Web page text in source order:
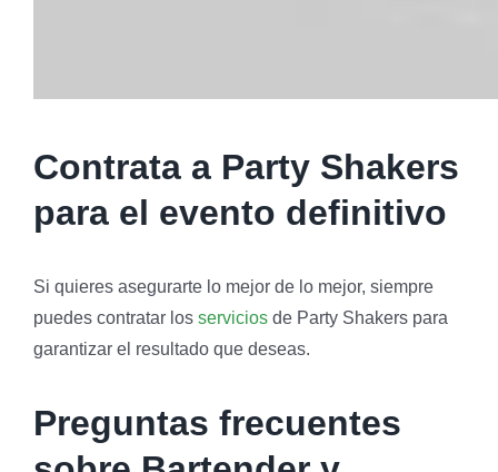
Contrata a Party Shakers
para el evento definitivo
Si quieres asegurarte lo mejor de lo mejor, siempre
puedes contratar los serviciosde Party Shakers para
garantizar el resultado que deseas.
Preguntas frecuentes